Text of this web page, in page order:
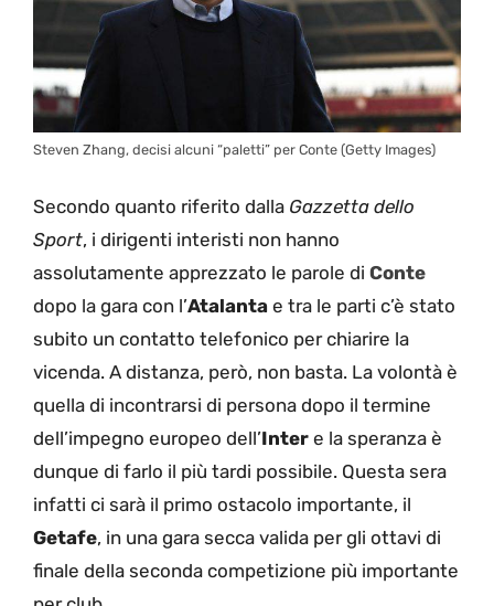
Steven Zhang, decisi alcuni “paletti” per Conte (Getty Images)
Secondo quanto riferito dalla Gazzetta dello
Sport, i dirigenti interisti non hanno
assolutamente apprezzato le parole di Conte
dopo la gara con l’Atalanta e tra le parti c’è stato
subito un contatto telefonico per chiarire la
vicenda. A distanza, però, non basta. La volontà è
quella di incontrarsi di persona dopo il termine
dell’impegno europeo dell’Inter e la speranza è
dunque di farlo il più tardi possibile. Questa sera
infatti ci sarà il primo ostacolo importante, il
Getafe, in una gara secca valida per gli ottavi di
finale della seconda competizione più importante